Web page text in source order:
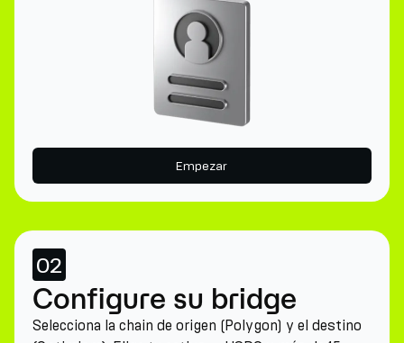
Empezar
02
Configure su bridge
Selecciona la chain de origen (Polygon) y el destino